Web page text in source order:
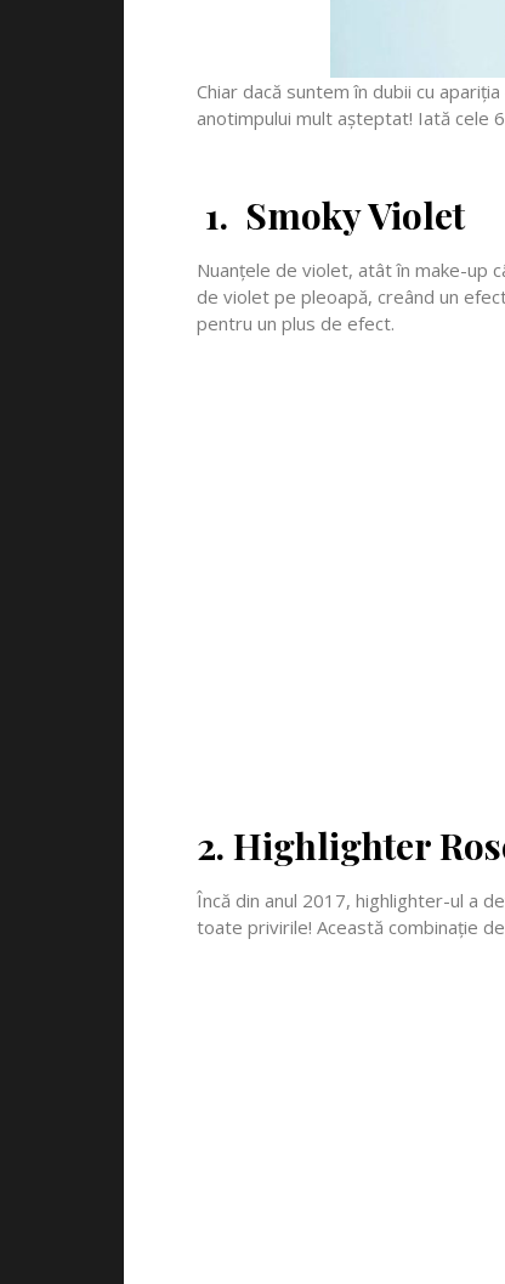
Chiar dacă suntem în dubii cu
anotimpului mult așteptat! Iată cele
1. Smoky Violet
Nuanțele de violet, atât în make-up
de violet pe pleoapă, creând un
pentru un plus de efect.
2. Highlighter
Încă din anul 2017, highlighter-ul a
toate privirile! Această combinație